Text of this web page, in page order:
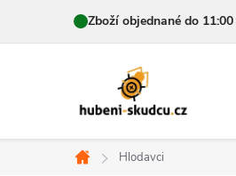
Zboží objednané do 11:00
Domů
Hlodavci